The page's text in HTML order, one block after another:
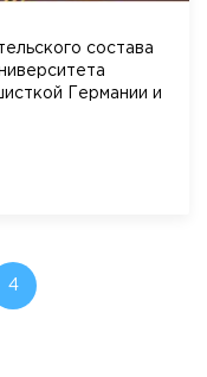
состава
Германии и
4